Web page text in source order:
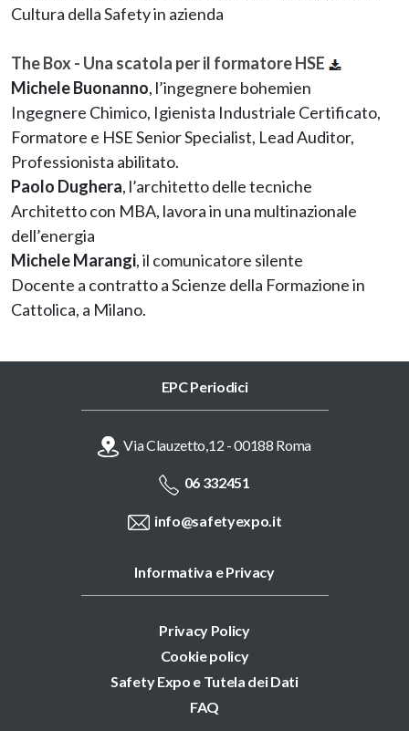
Cultura della Safety in azienda
The Box - Una scatola per il formatore HSE
Michele Buonanno, l’ingegnere bohemien
Ingegnere Chimico, Igienista Industriale Certificato,
Formatore e HSE Senior Specialist, Lead Auditor,
Professionista abilitato.
Paolo Dughera, l’architetto delle tecniche
Architetto con MBA, lavora in una multinazionale
dell’energia
Michele Marangi, il comunicatore silente
Docente a contratto a Scienze della Formazione in
Cattolica, a Milano.
EPC Periodici
Via Clauzetto,12 - 00188 Roma
06 332451
info@safetyexpo.it
Informativa e Privacy
Privacy Policy
Cookie policy
Safety Expo e Tutela dei Dati
FAQ